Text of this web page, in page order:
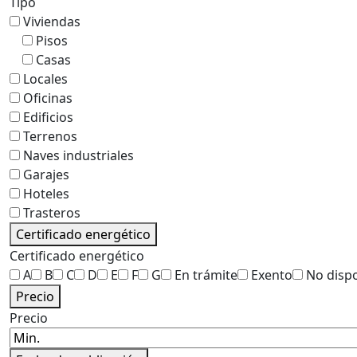
Viviendas
Pisos
Casas
Locales
Oficinas
Edificios
Terrenos
Naves industriales
Garajes
Hoteles
Trasteros
Certificado energético
Certificado energético
A
B C D E F G En trámite Exento
No
Precio
Precio